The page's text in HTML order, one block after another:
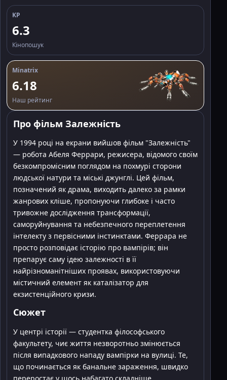
KP
6.3
Кінопошук
Minatrix
6.18
Наш рейтинг
Про фільм Залежність
У 1994 році на екрани вийшов фільм "Залежність"
— робота Абеля Феррари, режисера, відомого своїм
безкомпромісним поглядом на похмурі сторони
людської натури та міські джунглі. Цей фільм,
позначений як драма, виходить далеко за рамки
жанрових кліше, пропонуючи глибоке і часто
тривожне дослідження трансформації,
саморуйнування та небезпечного переплетення
інтелекту з первісними інстинктами. Феррара не
просто розповідає історію про вампірів; він
препарує саму ідею залежності в її
найрізноманітніших проявах, використовуючи
містичний елемент як каталізатор для
екзистенційного кризи.
Сюжет
У центрі історії — студентка філософського
факультету, чиє життя незворотньо змінюється
після випадкового нападу вампірки на вулиці. Те,
що починається як банальне зараження, швидко